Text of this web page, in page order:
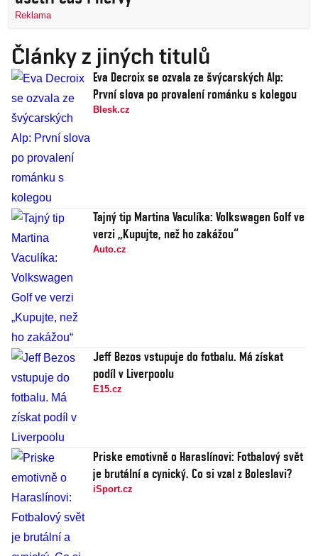
Reklama
Články z jiných titulů
Eva Decroix se ozvala ze švýcarských Alp:
První slova po provalení románku s kolegou
Blesk.cz
Tajný tip Martina Vaculíka: Volkswagen Golf ve
verzi „Kupujte, než ho zakážou“
Auto.cz
Jeff Bezos vstupuje do fotbalu. Má získat
podíl v Liverpoolu
E15.cz
Priske emotivně o Haraslínovi: Fotbalový svět
je brutální a cynický. Co si vzal z Boleslavi?
iSport.cz